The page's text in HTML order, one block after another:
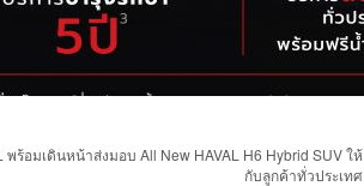
ร้อมเดินหน้าส่งมอบ All New HAVAL H6 Hybrid SUV ให้
กับลูกค้าทั่วประเทศ